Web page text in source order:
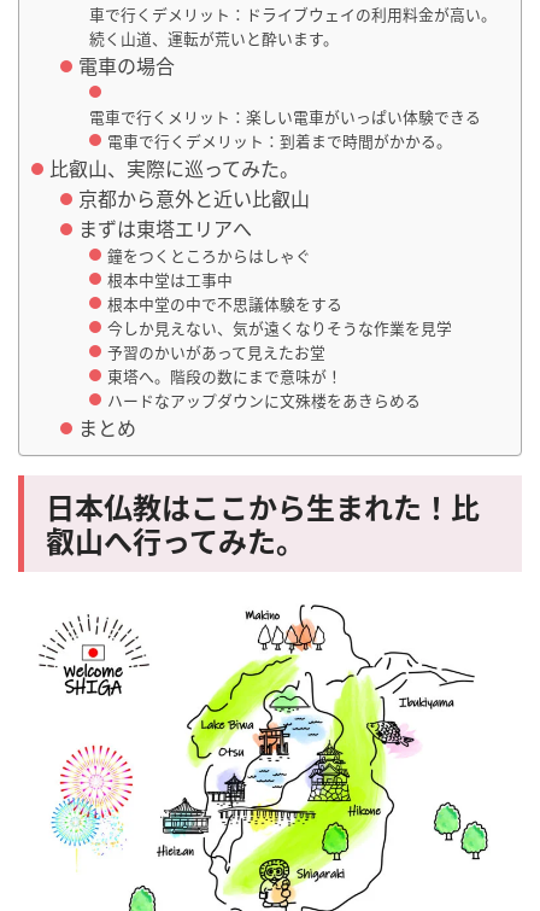
車で行くデメリット：ドライブウェイの利用料金が高い。
続く山道、運転が荒いと酔います。
電車の場合
電車で行くメリット：楽しい電車がいっぱい体験できる
電車で行くデメリット：到着まで時間がかかる。
比叡山、実際に巡ってみた。
京都から意外と近い比叡山
まずは東塔エリアへ
鐘をつくところからはしゃぐ
根本中堂は工事中
根本中堂の中で不思議体験をする
今しか見えない、気が遠くなりそうな作業を見学
予習のかいがあって見えたお堂
東塔へ。階段の数にまで意味が！
ハードなアップダウンに文殊楼をあきらめる
まとめ
日本仏教はここから生まれた！比
叡山へ行ってみた。